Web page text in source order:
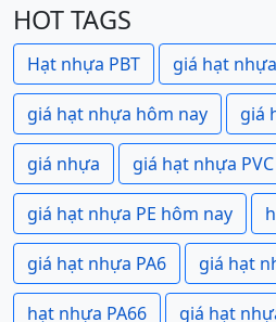
HOT TAGS
Hạt nhựa PBT giá hạt nhựa
giá hạt nhựa hôm nay giá
giá nhựa giá hạt nhựa PVC
giá hạt nhựa PE hôm nay
giá hạt nhựa PA6 giá hạt
hạt nhựa PA66 giá hạt